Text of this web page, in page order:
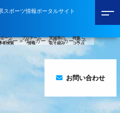
スポーツ情報ポータルサイト
ーツ
者検索
プロチーム
情報
茨城県の
取り組み
特集・
コラム
お問い合わせ
ンダー>サッカー>サッカー 女子